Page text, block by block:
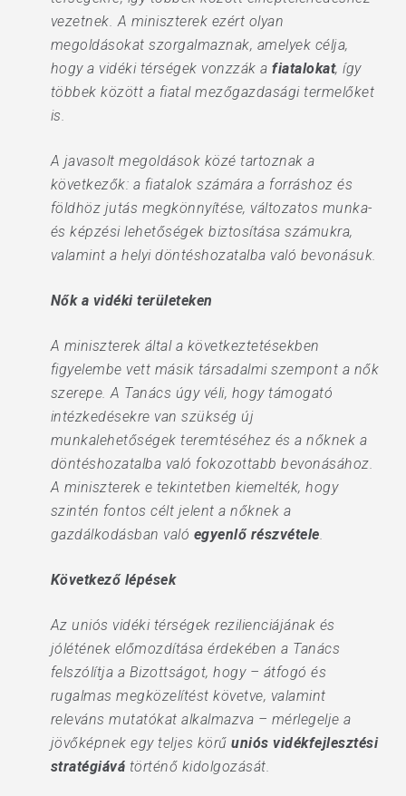
vezetnek. A miniszterek ezért olyan
megoldásokat szorgalmaznak, amelyek célja,
hogy a vidéki térségek vonzzák afiatalokat, így
többek között a fiatal mezőgazdasági termelőket
is.
A javasolt megoldások közé tartoznak a
következők: a fiatalok számára a forráshoz és
földhöz jutás megkönnyítése, változatos munka-
és képzési lehetőségek biztosítása számukra,
valamint a helyi döntéshozatalba való bevonásuk.
Nők a vidéki területeken
A miniszterek által a következtetésekben
figyelembe vett másik társadalmi szempont a nők
szerepe. A Tanács úgy véli, hogy támogató
intézkedésekre van szükség új
munkalehetőségek teremtéséhez és a nőknek a
döntéshozatalba való fokozottabb bevonásához.
A miniszterek e tekintetben kiemelték, hogy
szintén fontos célt jelent a nőknek a
gazdálkodásban való egyenlő részvétele.
Következő lépések
Az uniós vidéki térségek rezilienciájának és
jólétének előmozdítása érdekében a Tanács
felszólítja a Bizottságot, hogy – átfogó és
rugalmas megközelítést követve, valamint
releváns mutatókat alkalmazva – mérlegelje a
jövőképnek egy teljes körűuniós vidékfejlesztési
stratégiává történő kidolgozását.